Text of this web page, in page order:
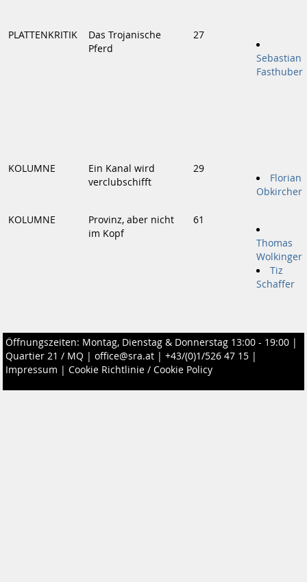
PLATTENKRITIK
Das Trojanische
Pferd
27
Sebastian
Fasthuber
KOLUMNE
Ein Kanal wird
verclubschifft
29
Florian
Obkircher
KOLUMNE
Provinz, aber nicht
im Kopf
61
Thomas
Wolkinger
Tiz
Schaffer
Öffnungszeiten: Montag, Dienstag & Donnerstag 13:00 - 19:00 |
Quartier 21 / MQ | office@sra.at | +43/(0)1/526 47 15 |
Impressum | Cookie Richtlinie / Cookie Policy